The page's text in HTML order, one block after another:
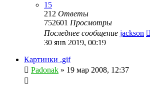
15
212 Ответы
752601 Просмотры
Последнее сообщение jackson
30 янв 2019, 00:19
Картинки .gif
Padonak » 19 мар 2008, 12:37